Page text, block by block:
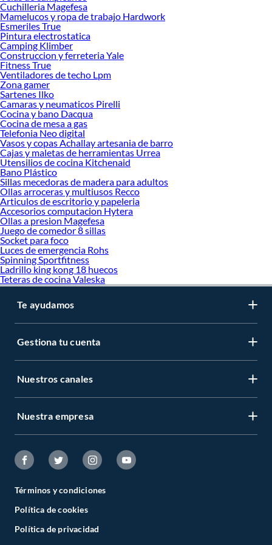
Explora nuestras colecciones disponibles y encuentra el color que transformará
tus espacios. Elegir la pintura correcta no solo mejora la estética, también
garantiza un acabado profesional que perdura. Compara las opciones y da el
siguiente paso hacia la renovación que estabas buscando.
Complementa tu compra con estos productos:
Pinturas para pared
Pinturas para Cielo
Pintura
Removedor de pintura
Veteador de madera
Spray
Pintura para exteriores
Pinturas especiales y por material
Pinturas personalizadas
Preparación y reparación superficies
Protectores de Madera, Barnices y Stains
Cuchilleria Magefesa
Mamelucos y ropa de trabajo Hardwork
Esmeriles True
Pintura electrostatica
Camping Klimber
Construccion y ferreteria Yale
Fitness True
Ventiladores de techo Lpm
Zona gamer
Sartenes Ilko
Camaras y neumaticos Pirelli
Cocina y bano Dacqua
Cocina de mesa a gas
Telefonia Neo digital
Vasos y copas Achallay artesania de barro
Cajas y maletas de herramientas Urrea
Utensilios de cocina Kitchenaid
Bano Plástico
Sillas mecedoras de madera para adultos
Ollas arroceras y multiusos Recco
Articulos de escritorio y papeleria
Accesorios computacion Hytera
Ollas a presion Magefesa
Juego de comedor 8 sillas
Socket para foco
Luces de emergencia Rohs
Spinning Sportfitness
Ladrillo king kong 18 huecos
Teteras de cocina Valeska
Te ayudamos
Gestiona tu cuenta
Nuestros canales
Nuestra empresa
Términos y condiciones
Política de cookies
Política de privacidad